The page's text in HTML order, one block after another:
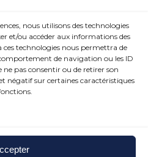
nous utilisons des technologies
et/ou accéder aux informations des
ces technologies nous permettra de
de navigation ou les ID
ne pas consentir ou de retirer son
négatif sur certaines caractéristiques